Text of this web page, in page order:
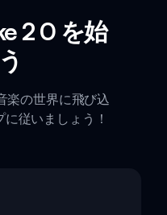
2 0 を始
の世界に飛び込
従いましょう！